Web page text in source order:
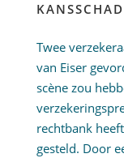
Twee
van Eiser
scène zou
rechtbank
gesteld. Door